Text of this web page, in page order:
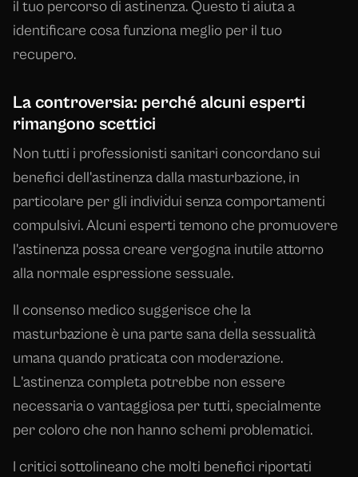
il tuo percorso di astinenza. Questo ti aiuta a
identificare cosa funziona meglio per il tuo
recupero.
La controversia: perché alcuni esperti
rimangono scettici
Non tutti i professionisti sanitari concordano sui
benefici dell'astinenza dalla masturbazione, in
particolare per gli individui senza comportamenti
compulsivi. Alcuni esperti temono che promuovere
l'astinenza possa creare vergogna inutile attorno
alla normale espressione sessuale.
Il consenso medico suggerisce che la
masturbazione è una parte sana della sessualità
umana quando praticata con moderazione.
L'astinenza completa potrebbe non essere
necessaria o vantaggiosa per tutti, specialmente
per coloro che non hanno schemi problematici.
I critici sottolineano che molti benefici riportati